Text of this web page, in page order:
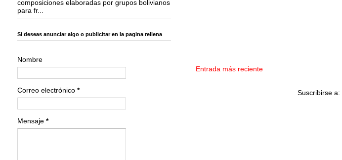
Entrada más reciente
Suscribirse a:
composiciones elaboradas por grupos bolivianos
para fr...
Si deseas anunciar algo o publicitar en la pagina rellena
Nombre
Correo electrónico *
Mensaje *